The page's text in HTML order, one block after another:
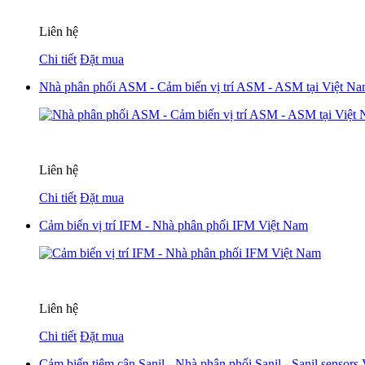
Liên hệ
Chi tiết Đặt mua
Nhà phân phối ASM - Cảm biến vị trí ASM - ASM tại Việt
Liên hệ
Chi tiết Đặt mua
Cảm biến vị trí IFM - Nhà phân phối IFM Việt Nam
Liên hệ
Chi tiết Đặt mua